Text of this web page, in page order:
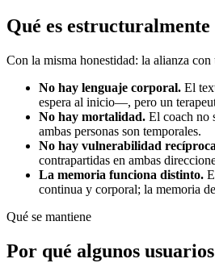
Qué es
Con la misma honestidad: la alianza
No hay lenguaje corporal. El
espera al inicio—, pero un
No hay mortalidad. El coach no
ambas personas son temporales.
No hay vulnerabilidad
contrapartidas en ambas
La memoria funciona distinto.
continua y corporal; la memoria
Qué se mantiene
Por qué algunos